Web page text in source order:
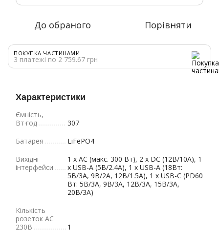
До обраного Порівняти
ПОКУПКА ЧАСТИНАМИ
3 платежі по 2 759.67 грн
Характеристики
Ємність,
Вт·год
307
Батарея
LiFePO4
Вихідні
інтерфейси
1 x AC (макс. 300 Вт), 2 x DC (12В/10А), 1
x USB-A (5В/2.4А), 1 x USB-A (18Вт:
5В/3А, 9В/2А, 12В/1.5А), 1 x USB-C (PD60
Вт: 5В/3А, 9В/3А, 12В/3А, 15В/3А,
20В/3А)
Кількість
розеток AC
230В
1